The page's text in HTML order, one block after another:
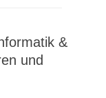
&
und